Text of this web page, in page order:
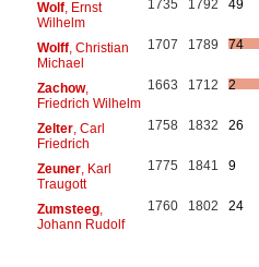
Wolf, Ernst
Wilhelm
1735 1792 49
Wolff, Christian
Michael
1707 1789 74
Zachow,
Friedrich Wilhelm
1663 1712 2
Zelter, Carl
Friedrich
1758 1832 26
Zeuner, Karl
Traugott
1775 1841 9
Zumsteeg,
Johann Rudolf
1760 1802 24